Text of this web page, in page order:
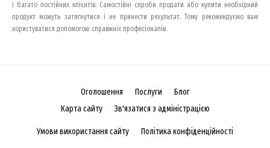
і багато постійних клієнтів. Самостійні спроби продати або купити необхідний
продукт можуть затягнутися і не принести результат. Тому рекомендуємо вам
користуватися допомогою справжніх професіоналів.
Оголошення Послуги
Блог
Карта сайту
Зв'язатися з адміністрацією
Умови використання сайту Політика конфіденційності